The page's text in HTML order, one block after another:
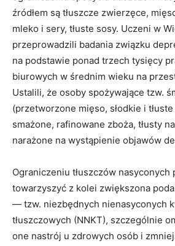
źródłem są tłuszcze zwierzęce,
mleko i sery, tłuste sosy. Uczeni w
przeprowadzili badania związku
na podstawie ponad trzech tysięcy
biurowych w średnim wieku na
Ustalili, że osoby spożywające tzw.
(przetworzone mięso, słodkie i
smażone, rafinowane zboża, tłusty
narażone na wystąpienie objawów
Ograniczeniu tłuszczów nasyconych
towarzyszyć z kolei zwiększona
— tzw. niezbędnych nienasyconych
tłuszczowych (NNKT), szczególnie
one nastrój u zdrowych osób i